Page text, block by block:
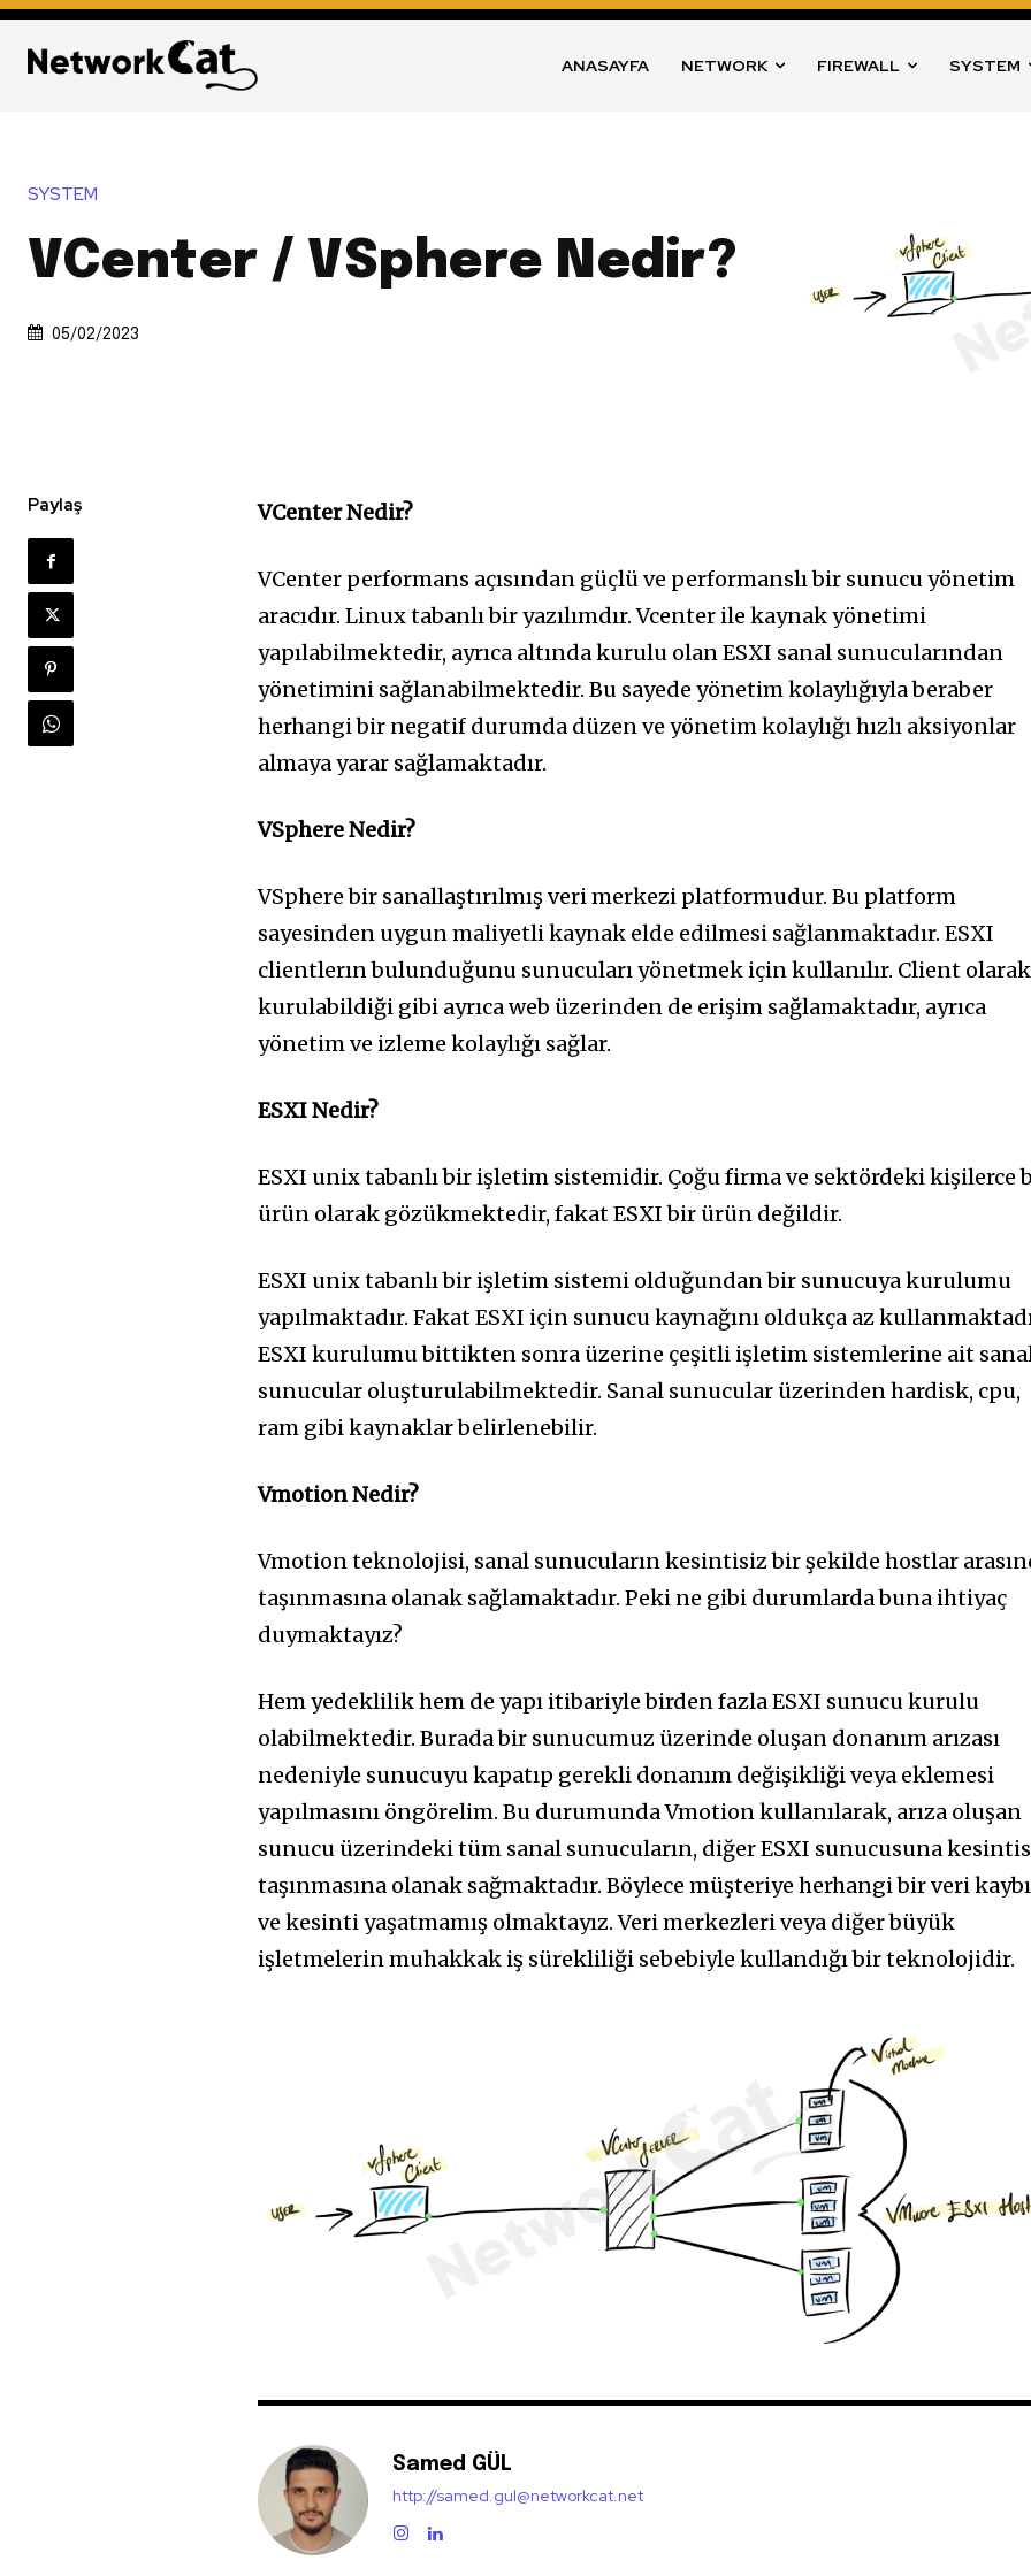
ANASAYFA NETWORK FIREWALL SYSTEM
SYSTEM
VCenter / VSphere Nedir?
05/02/2023
Paylaş VCenter Nedir?
VCenter performans açısından güçlü ve performanslı bir sunucu yönetim
aracıdır. Linux tabanlı bir yazılımdır. Vcenter ile kaynak yönetimi
yapılabilmektedir, ayrıca altında kurulu olan ESXI sanal sunucularından
yönetimini sağlanabilmektedir. Bu sayede yönetim kolaylığıyla beraber
herhangi bir negatif durumda düzen ve yönetim kolaylığı hızlı aksiyonlar
almaya yarar sağlamaktadır.
VSphere Nedir?
VSphere bir sanallaştırılmış veri merkezi platformudur. Bu platform
sayesinden uygun maliyetli kaynak elde edilmesi sağlanmaktadır. ESXI
clientlerın bulunduğunu sunucuları yönetmek için kullanılır. Client olarak
kurulabildiği gibi ayrıca web üzerinden de erişim sağlamaktadır, ayrıca
yönetim ve izleme kolaylığı sağlar.
ESXI Nedir?
ESXI unix tabanlı bir işletim sistemidir. Çoğu firma ve sektördeki kişilerce
ürün olarak gözükmektedir, fakat ESXI bir ürün değildir.
ESXI unix tabanlı bir işletim sistemi olduğundan bir sunucuya kurulumu
yapılmaktadır. Fakat ESXI için sunucu kaynağını oldukça az
ESXI kurulumu bittikten sonra üzerine çeşitli işletim sistemlerine ait
sunucular oluşturulabilmektedir. Sanal sunucular üzerinden hardisk, cpu,
ram gibi kaynaklar belirlenebilir.
Vmotion Nedir?
Vmotion teknolojisi, sanal sunucuların kesintisiz bir şekilde hostlar
taşınmasına olanak sağlamaktadır. Peki ne gibi durumlarda buna ihtiyaç
duymaktayız?
Hem yedeklilik hem de yapı itibariyle birden fazla ESXI sunucu kurulu
olabilmektedir. Burada bir sunucumuz üzerinde oluşan donanım arızası
nedeniyle sunucuyu kapatıp gerekli donanım değişikliği veya eklemesi
yapılmasını öngörelim. Bu durumunda Vmotion kullanılarak, arıza oluşan
sunucu üzerindeki tüm sanal sunucuların, diğer ESXI sunucusuna
taşınmasına olanak sağmaktadır. Böylece müşteriye herhangi bir veri kaybı
ve kesinti yaşatmamış olmaktayız. Veri merkezleri veya diğer büyük
işletmelerin muhakkak iş sürekliliği sebebiyle kullandığı bir teknolojidir.
Samed GÜL
http://samed.gul@networkcat.net